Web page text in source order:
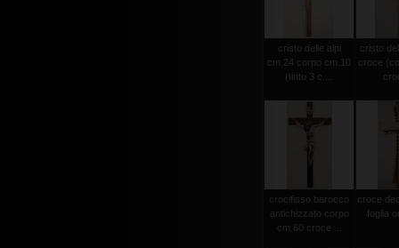
cristo delle alpi
cm.24 corpo cm.10
(tinto 3 c....
cristo
croce
crocifisso barocco
antichizzato corpo
cm.60 croce ...
croce
foglia